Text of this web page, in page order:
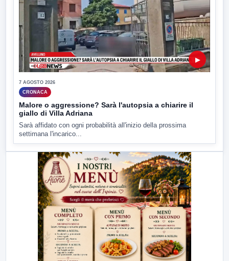
▶
7 AGOSTO 2026
CRONACA
Malore o aggressione? Sarà l'autopsia a chiarire il
giallo di Villa Adriana
Sarà affidato con ogni probabilità all'inizio della prossima
settimana l'incarico...